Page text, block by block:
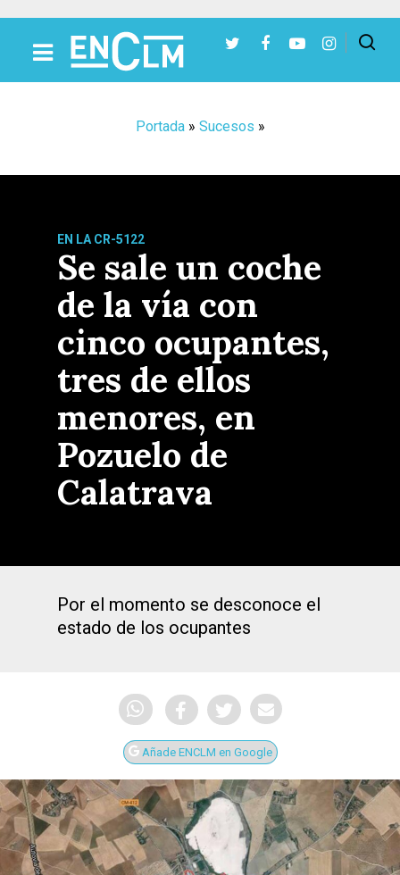
Portada» Sucesos »
EN LA CR-5122
Se sale un coche
de la vía con
cinco ocupantes,
tres de ellos
menores, en
Pozuelo de
Calatrava
Por el momento se desconoce el
estado de los ocupantes
Añade ENCLM en Google